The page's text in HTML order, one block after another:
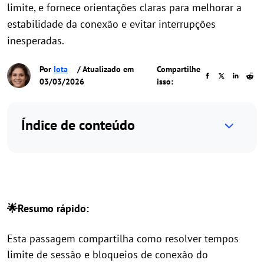
limite, e fornece orientações claras para melhorar a
estabilidade da conexão e evitar interrupções
inesperadas.
Por Iota
/ Atualizado em
03/03/2026
Compartilhe
isso:
Índice de conteúdo
🌟Resumo rápido:
Esta passagem compartilha como resolver tempos
limite de sessão e bloqueios de conexão do